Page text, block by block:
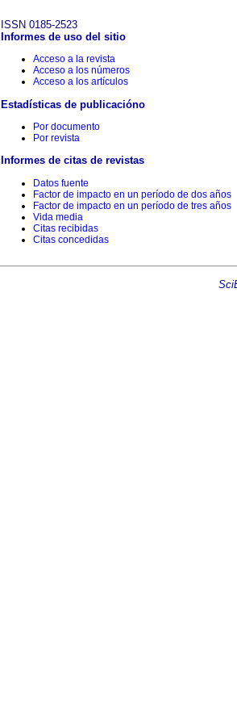
ISSN 0185-2523
Informes de uso del sitio
Acceso a la revista
Acceso a los números
Acceso a los artículos
Estadísticas de publicacióno
Por documento
Por revista
Informes de citas de revistas
Datos fuente
Factor de impacto en un período de dos años
Factor de impacto en un período de tres años
Vida media
Citas recibidas
Citas concedidas